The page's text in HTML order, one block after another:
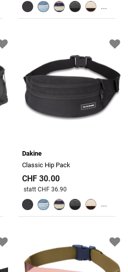
...
Dakine
Classic Hip Pack
CHF 30.00
Preis reduziert von
statt CHF 36.90
...